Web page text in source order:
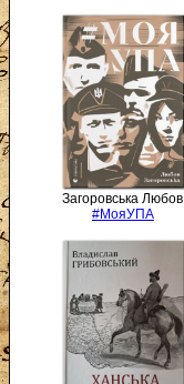
Загоровська Любов
#МояУПА